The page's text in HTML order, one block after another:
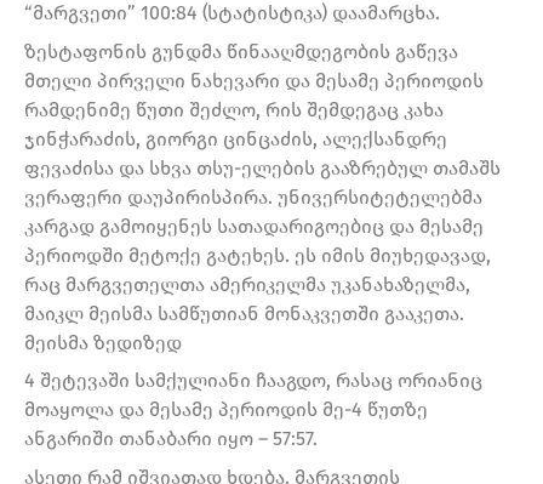
“მარგვეთი” 100:84 (სტატისტიკა) დაამარცხა.
ზესტაფონის გუნდმა წინააღმდეგობის გაწევა
მთელი პირველი ნახევარი და მესამე პერიოდის
რამდენიმე წუთი შეძლო, რის შემდეგაც კახა
ჯინჭარაძის, გიორგი ცინცაძის, ალექსანდრე
ფევაძისა და სხვა თსუ-ელების გააზრებულ თამაშს
ვერაფერი დაუპირისპირა. უნივერსიტეტელებმა
კარგად გამოიყენეს სათადარიგოებიც და მესამე
პერიოდში მეტოქე გატეხეს. ეს იმის მიუხედავად,
რაც მარგვეთელთა ამერიკელმა უკანახაზელმა,
მაიკლ მეისმა სამწუთიან მონაკვეთში გააკეთა.
მეისმა ზედიზედ
4 შეტევაში სამქულიანი ჩააგდო, რასაც ორიანიც
მოაყოლა და მესამე პერიოდის მე-4 წუთზე
ანგარიში თანაბარი იყო – 57:57.
ასეთი რამ იშვიათად ხდება. მარგვეთის